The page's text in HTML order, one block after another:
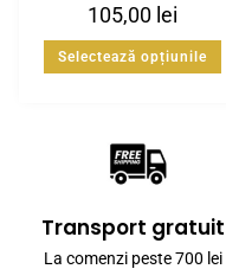
105,00 lei
Selectează opțiunile
Transport gratuit
La comenzi peste 700 lei